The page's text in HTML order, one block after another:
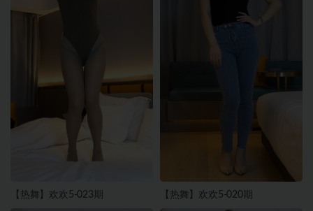
【热舞】欢欢5-023期 【热舞】欢欢5-020期